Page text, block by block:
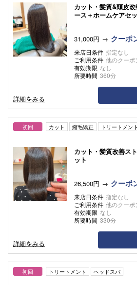
カット・髪質&頭皮
ース＋ホームケアセ
31,000円 クーポ
来店日条件 指定なし
ご利用条件 他のクー
有効期限 なし
所要時間 360分
詳細をみる
初回 カット 縮毛矯正 トリートメント
カット・髪質改善ス
ット
26,500円 クーポ
来店日条件 指定なし
ご利用条件 他のクー
有効期限 なし
所要時間 330分
詳細をみる
初回 トリートメント ヘッドスパ